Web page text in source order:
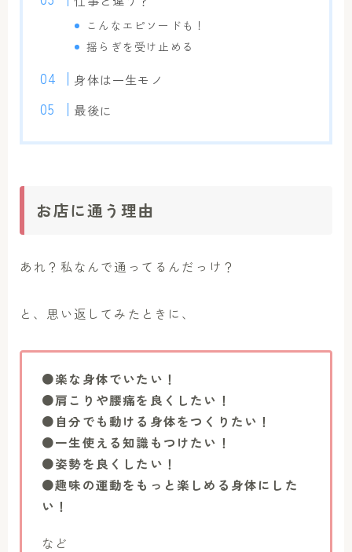
こんなエピソードも！
揺らぎを受け止める
身体は一生モノ
最後に
お店に通う理由
あれ？私なんで通ってるんだっけ？
と、思い返してみたときに、
●楽な身体でいたい！
●肩こりや腰痛を良くしたい！
●自分でも動ける身体をつくりたい！
●一生使える知識もつけたい！
●姿勢を良くしたい！
●趣味の運動をもっと楽しめる身体にした
い！
など